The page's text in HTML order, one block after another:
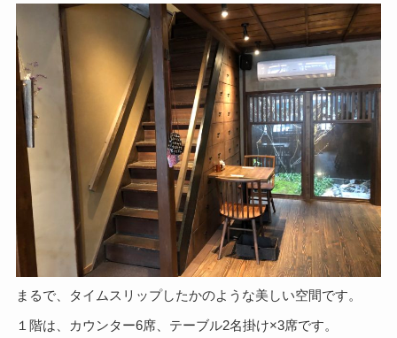
まるで、タイムスリップしたかのような美しい空間です。
１階は、カウンター6席、テーブル2名掛け×3席です。